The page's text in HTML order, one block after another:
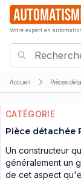
Votre expert en
Accueil Pièces
CATÉGORIE
Pièce détachée
Un constructeur
généralement un
de cet aspect